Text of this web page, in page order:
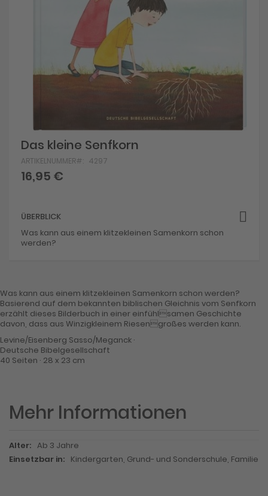
Skip
to
the
beginning
of
gallery
Das kleine Senfkorn
ARTIKELNUMMER 4297
16,95 €
ÜBERBLICK
Was kann aus einem klitzekleinen Samenkorn schon
werden?
Was kann aus einem klitzekleinen Samenkorn schon werden?
Basierend auf dem bekannten biblischen Gleichnis vom Senfkorn
erzählt dieses Bilderbuch in einer einfühlsamen Geschichte
davon, dass aus Winzigkleinem Riesengroßes werden kann.
Levine/Eisenberg Sasso/Meganck ·
Deutsche Bibelgesellschaft
40 Seiten · 28 x 23 cm
Mehr Informationen
Mehr
Informationen
Ab 3 Jahre
Kindergarten, Grund- und Sonderschule, Familie